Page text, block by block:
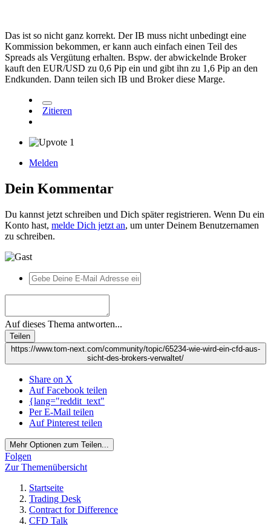
Das ist so nicht ganz korrekt. Der IB muss nicht unbedingt eine
Kommission bekommen, er kann auch einfach einen Teil des
Spreads als Vergütung erhalten. Bspw. der abwickelnde Broker
kauft den EUR/USD zu 0,6 Pip ein und gibt ihn zu 1,6 Pip an den
Endkunden. Dann teilen sich IB und Broker diese Marge.
Zitieren
1
Melden
Dein Kommentar
Du kannst jetzt schreiben und Dich später registrieren. Wenn Du ein
Konto hast, melde Dich jetzt an, um unter Deinem Benutzernamen
zu schreiben.
Auf dieses Thema antworten...
Teilen
https://www.tom-next.com/community/topic/65234-wie-wird-ein-cfd-aus-
sicht-des-brokers-verwaltet/
Share on X
Auf Facebook teilen
{lang="reddit_text"
Per E-Mail teilen
Auf Pinterest teilen
Mehr Optionen zum Teilen...
Folgen
Zur Themenübersicht
Startseite
Trading Desk
Contract for Difference
CFD Talk